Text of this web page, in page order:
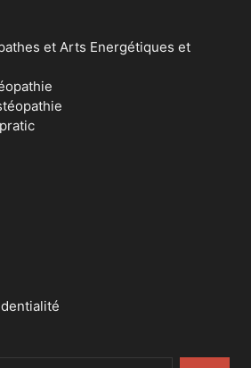
et Arts Energétiques et